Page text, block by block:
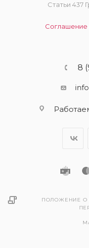
Статьи 437
Соглашение
8
ПОЛОЖЕНИЕ О